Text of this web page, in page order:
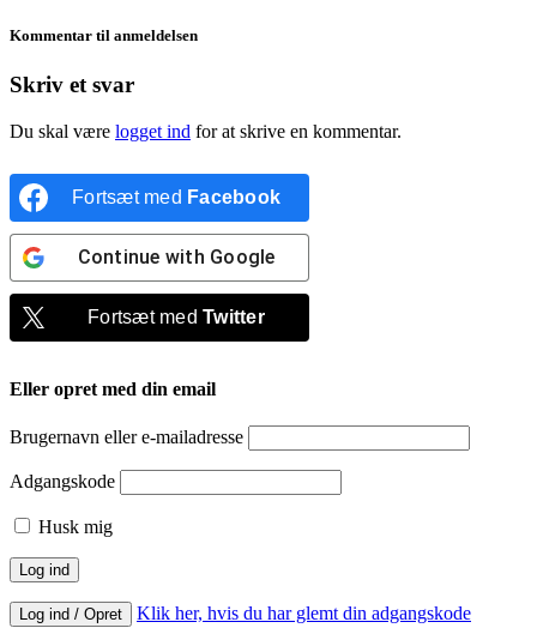
Kommentar til anmeldelsen
Skriv et svar
Du skal være logget ind for at skrive en kommentar.
Fortsæt med Facebook
Continue with Google
Fortsæt medTwitter
Eller opret med din email
Brugernavn eller e-mailadresse
Adgangskode
Husk mig
Log ind / Opret Klik her, hvis du har glemt din adgangskode